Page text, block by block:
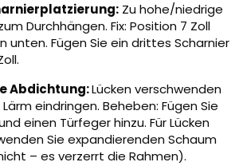
Zu hohe/niedrige
Durchhängen. Fix: Position 7 Zoll
unten. Fügen Sie ein drittes Scharnier
Abdichtung:Lücken verschwenden
eindringen. Beheben: Fügen Sie
einen Türfeger hinzu. Für Lücken
Sie expandierenden Schaum
– es verzerrt die Rahmen).